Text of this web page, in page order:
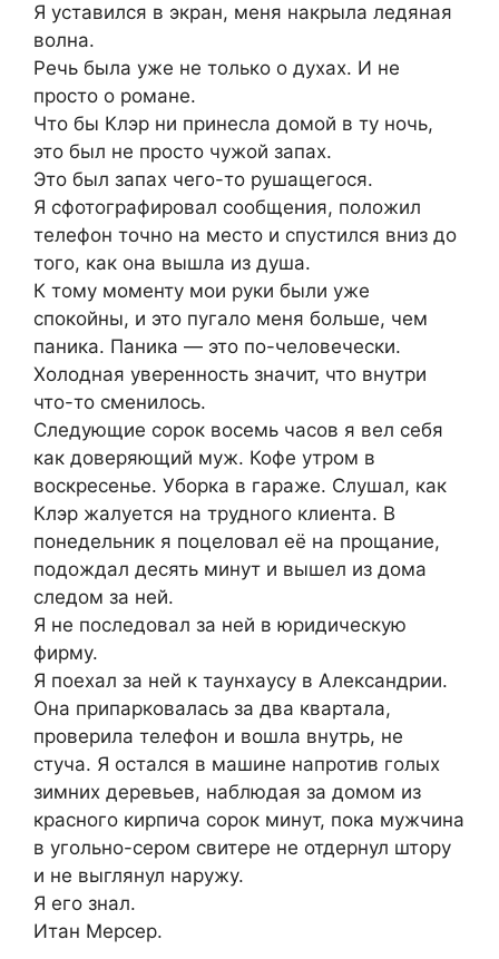
Я уставился в экран, меня накрыла ледяная
волна.
Речь была уже не только о духах. И не
просто о романе.
Что бы Клэр ни принесла домой в ту ночь,
это был не просто чужой запах.
Это был запах чего-то рушащегося.
Я сфотографировал сообщения, положил
телефон точно на место и спустился вниз до
того, как она вышла из душа.
К тому моменту мои руки были уже
спокойны, и это пугало меня больше, чем
паника. Паника — это по-человечески.
Холодная уверенность значит, что внутри
что-то сменилось.
Следующие сорок восемь часов я вел себя
как доверяющий муж. Кофе утром в
воскресенье. Уборка в гараже. Слушал, как
Клэр жалуется на трудного клиента. В
понедельник я поцеловал её на прощание,
подождал десять минут и вышел из дома
следом за ней.
Я не последовал за ней в юридическую
фирму.
Я поехал за ней к таунхаусу в Александрии.
Она припарковалась за два квартала,
проверила телефон и вошла внутрь, не
стуча. Я остался в машине напротив голых
зимних деревьев, наблюдая за домом из
красного кирпича сорок минут, пока мужчина
в угольно-сером свитере не отдернул штору
и не выглянул наружу.
Я его знал.
Итан Мерсер.